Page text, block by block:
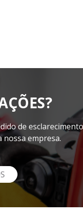
de esclarecimento
empresa.